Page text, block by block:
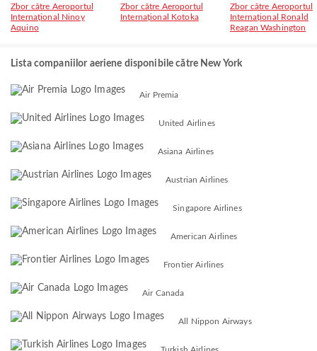
Zbor către Aeroportul
Internațional Ninoy
Aquino
Zbor către Aeroportul
Internațional Kotoka
Zbor către Aeroportul
Internațional Ronald
Reagan Washington
Lista companiilor aeriene disponibile către New York
Air Premia
United Airlines
Asiana Airlines
Austrian Airlines
Singapore Airlines
American Airlines
Frontier Airlines
Air Canada
All Nippon Airways
Turkish Airlines